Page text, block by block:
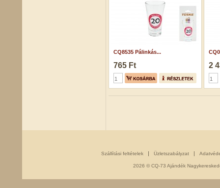
CQ8535 Pálinkás...
765 Ft 2
Szállítási feltételek Üzletszabályzat
2026 © CQ-73 Ajándék